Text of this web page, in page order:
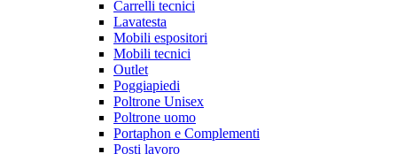
Carrelli tecnici
Lavatesta
Mobili espositori
Mobili tecnici
Outlet
Poggiapiedi
Poltrone Unisex
Poltrone uomo
Portaphon e Complementi
Posti lavoro